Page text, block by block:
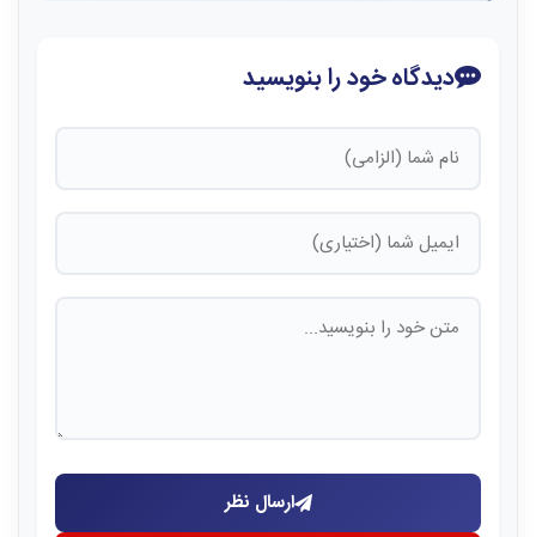
دیدگاه خود را بنویسید
ارسال نظر